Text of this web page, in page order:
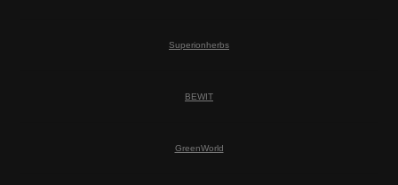
Superionherbs
BEWIT
GreenWorld